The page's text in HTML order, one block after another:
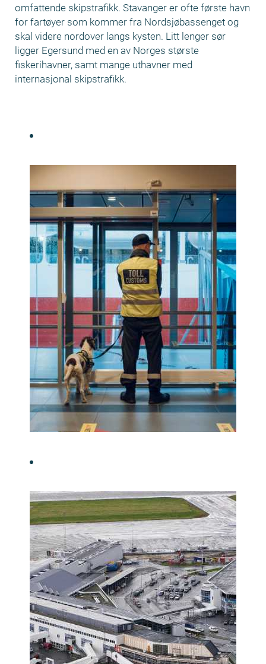
omfattende skipstrafikk. Stavanger er ofte første havn
for fartøyer som kommer fra Nordsjøbassenget og
skal videre nordover langs kysten. Litt lenger sør
ligger Egersund med en av Norges største
fiskerihavner, samt mange uthavner med
internasjonal skipstrafikk.